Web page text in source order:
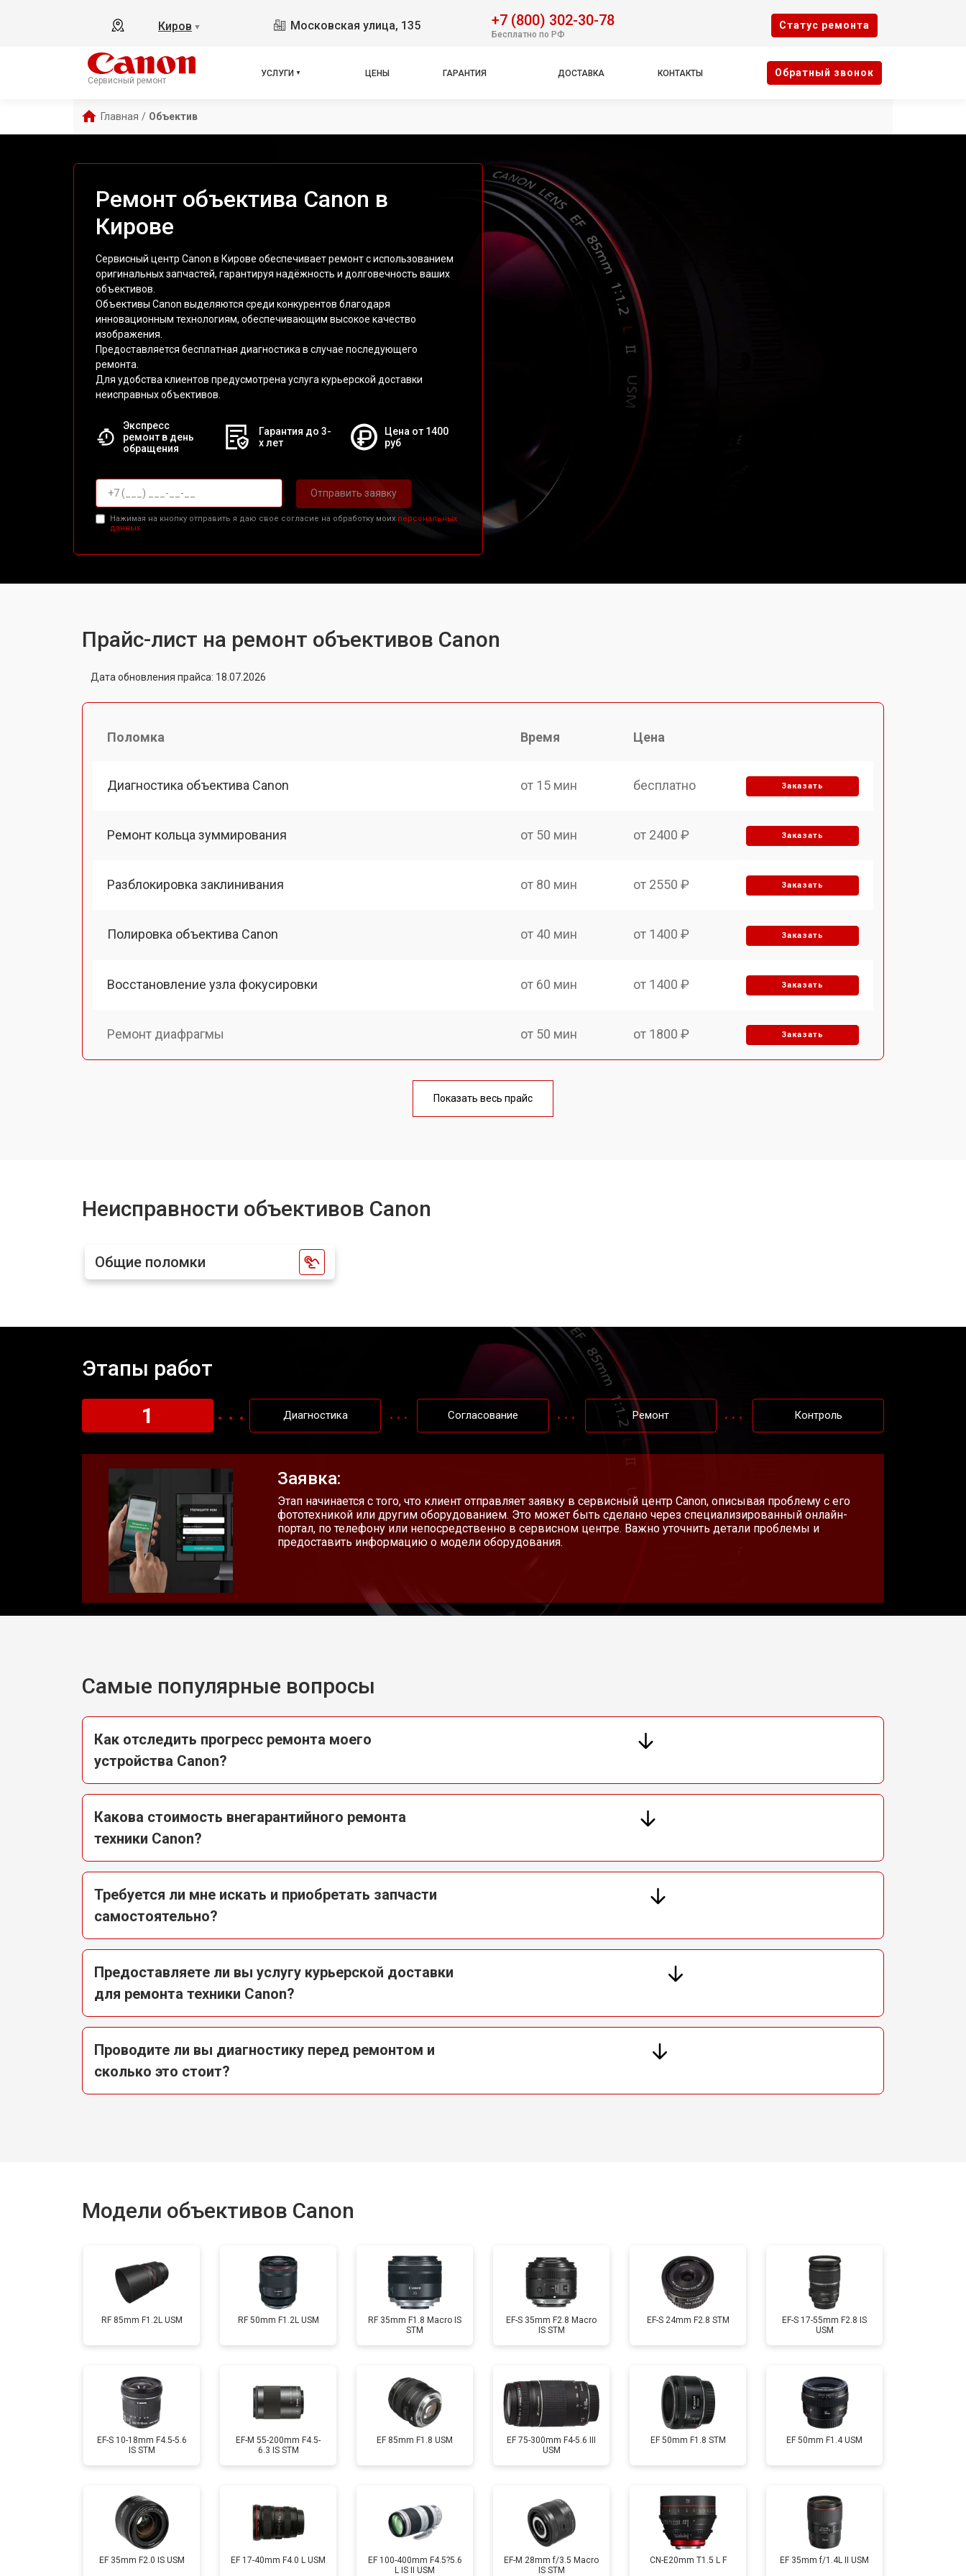
Киров ▼ Московская улица, 135 +7 (800) 302-30-78
Бесплатно по РФ
Cтатус ремонта
Сервисный ремонт
УСЛУГИ ЦЕНЫ ГАРАНТИЯ ДОСТАВКА КОНТАКТЫ Oбратный звонок
Главная / Объектив
Ремонт объектива Canon в
Кирове
Сервисный центр Canon в Кирове обеспечивает ремонт с использованием
оригинальных запчастей, гарантируя надёжность и долговечность ваших
объективов.
Объективы Canon выделяются среди конкурентов благодаря
инновационным технологиям, обеспечивающим высокое качество
изображения.
Предоставляется бесплатная диагностика в случае последующего
ремонта.
Для удобства клиентов предусмотрена услуга курьерской доставки
неисправных объективов.
Экспресс
ремонт в день
обращения
Гарантия до 3-
х лет
Цена от 1400
руб
Отправить заявку
Нажимая на кнопку отправить я даю свое согласие на обработку моих персональных
данных.
Прайс-лист на ремонт объективов Canon
Дата обновления прайса: 18.07.2026
Поломка Время Цена
Диагностика объектива Canon от 15 мин бесплатно Заказать
Ремонт кольца зуммирования от 50 мин от 2400 ₽ Заказать
Разблокировка заклинивания от 80 мин от 2550 ₽ Заказать
Полировка объектива Canon от 40 мин от 1400 ₽ Заказать
Восстановление узла фокусировки от 60 мин от 1400 ₽ Заказать
Ремонт диафрагмы от 50 мин от 1800 ₽ Заказать
от 60 мин
Ремонт шлейфа оптического стабилизатора
Показать весь прайс
Неисправности объективов Canon
Общие поломки
Этапы работ
1
Диагностика Согласование Ремонт Контроль
Заявка:
Этап начинается с того, что клиент отправляет заявку в сервисный центр Canon, описывая проблему с его
фототехникой или другим оборудованием. Это может быть сделано через специализированный онлайн-
портал, по телефону или непосредственно в сервисном центре. Важно уточнить детали проблемы и
предоставить информацию о модели оборудования.
Самые популярные вопросы
Как отследить прогресс ремонта моего
устройства Canon?
Какова стоимость внегарантийного ремонта
техники Canon?
Требуется ли мне искать и приобретать запчасти
самостоятельно?
Предоставляете ли вы услугу курьерской доставки
для ремонта техники Canon?
Проводите ли вы диагностику перед ремонтом и
сколько это стоит?
Модели объективов Canon
RF 85mm F1.2L USM RF 50mm F1.2L USM
RF 35mm F1.8 Macro IS
STM
EF-S 35mm F2.8 Macro
IS STM
EF-S 24mm F2.8 STM
EF-S 17-55mm F2.8 IS
USM
EF-S 10-18mm F4.5-5.6
IS STM
EF-M 55-200mm F4.5-
6.3 IS STM
EF 85mm F1.8 USM
EF 75-300mm F4-5.6 III
USM
EF 50mm F1.8 STM EF 50mm F1.4 USM
EF 35mm F2.0 IS USM EF 17-40mm F4.0 L USM
EF 100-400mm F4.5?5.6
L IS II USM
EF-M 28mm f/3.5 Macro
IS STM
CN-E20mm T1.5 L F EF 35mm f/1.4L II USM